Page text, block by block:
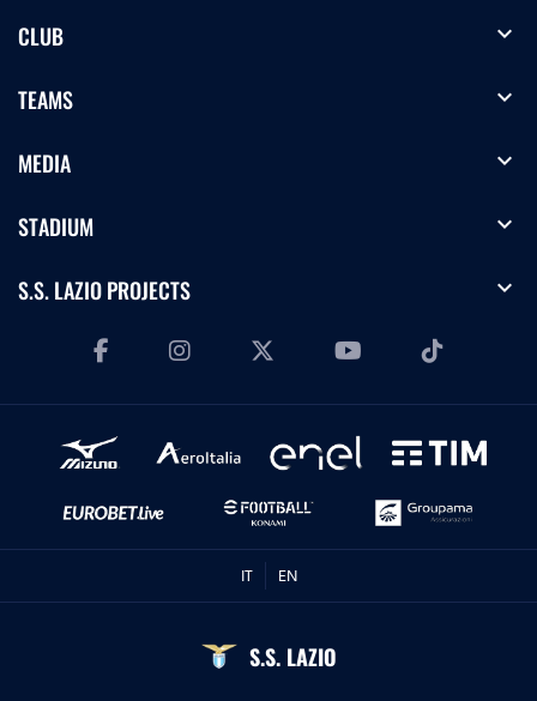
CLUB expand_more
TEAMS expand_more
MEDIA expand_more
STADIUM expand_more
S.S. LAZIO PROJECTS expand_more
IT EN
S.S. LAZIO